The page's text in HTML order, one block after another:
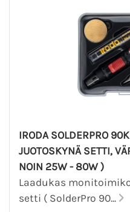
IRODA SOLDERPRO
JUOTOSKYNÄ SETTI,
NOIN 25W - 80W )
Laadukas
setti ( SolderPro 90...